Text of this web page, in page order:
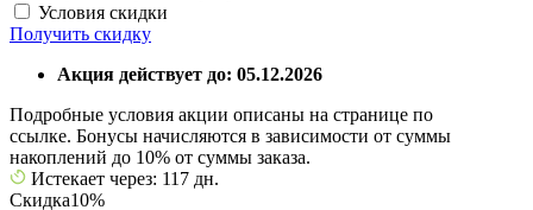
Условия скидки
Получить скидку
Акция действует до: 05.12.2026
Подробные условия акции описаны на странице по
ссылке. Бонусы начисляются в зависимости от суммы
накоплений до 10% от суммы заказа.
Истекает через: 117 дн.
Скидка10%